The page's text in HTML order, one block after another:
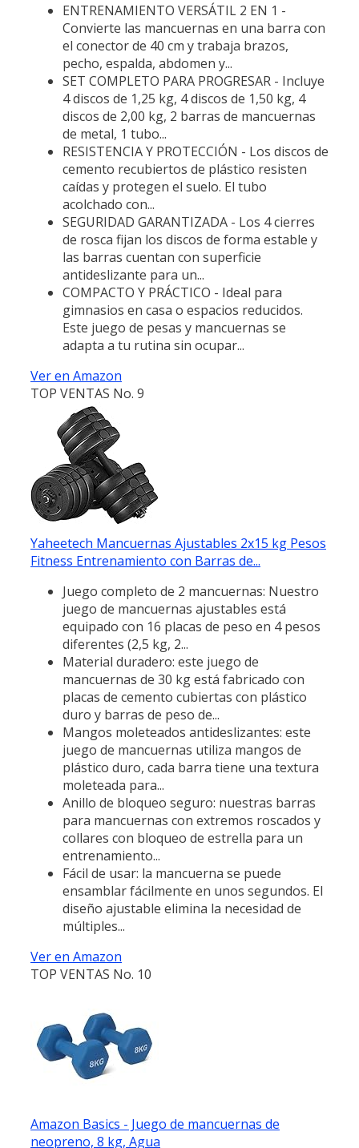
ENTRENAMIENTO VERSÁTIL 2 EN 1 -
Convierte las mancuernas en una barra con
el conector de 40 cm y trabaja brazos,
pecho, espalda, abdomen y...
SET COMPLETO PARA PROGRESAR - Incluye
4 discos de 1,25 kg, 4 discos de 1,50 kg, 4
discos de 2,00 kg, 2 barras de mancuernas
de metal, 1 tubo...
RESISTENCIA Y PROTECCIÓN - Los discos de
cemento recubiertos de plástico resisten
caídas y protegen el suelo. El tubo
acolchado con...
SEGURIDAD GARANTIZADA - Los 4 cierres
de rosca fijan los discos de forma estable y
las barras cuentan con superficie
antideslizante para un...
COMPACTO Y PRÁCTICO - Ideal para
gimnasios en casa o espacios reducidos.
Este juego de pesas y mancuernas se
adapta a tu rutina sin ocupar...
Ver en Amazon
TOP VENTAS No. 9
Yaheetech Mancuernas Ajustables 2x15 kg Pesos
Fitness Entrenamiento con Barras de...
Juego completo de 2 mancuernas: Nuestro
juego de mancuernas ajustables está
equipado con 16 placas de peso en 4 pesos
diferentes (2,5 kg, 2...
Material duradero: este juego de
mancuernas de 30 kg está fabricado con
placas de cemento cubiertas con plástico
duro y barras de peso de...
Mangos moleteados antideslizantes: este
juego de mancuernas utiliza mangos de
plástico duro, cada barra tiene una textura
moleteada para...
Anillo de bloqueo seguro: nuestras barras
para mancuernas con extremos roscados y
collares con bloqueo de estrella para un
entrenamiento...
Fácil de usar: la mancuerna se puede
ensamblar fácilmente en unos segundos. El
diseño ajustable elimina la necesidad de
múltiples...
Ver en Amazon
TOP VENTAS No. 10
Amazon Basics - Juego de mancuernas de
neopreno, 8 kg, Agua